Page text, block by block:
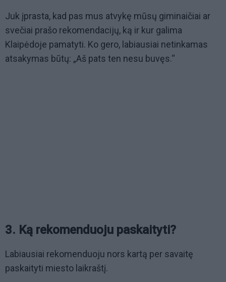
Juk įprasta, kad pas mus atvykę mūsų giminaičiai ar
svečiai prašo rekomendacijų, ką ir kur galima
Klaipėdoje pamatyti. Ko gero, labiausiai netinkamas
atsakymas būtų: „Aš pats ten nesu buvęs.“
3. Ką rekomenduoju paskaityti?
Labiausiai rekomenduoju nors kartą per savaitę
paskaityti miesto laikraštį.